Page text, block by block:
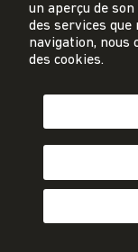
site web
un aperçu de
des services
navigation, nous
des cookies.